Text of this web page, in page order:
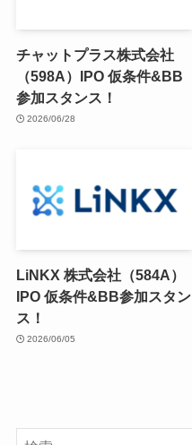
チャットプラス株式会社
（598A）IPO 仮条件&BB
参加スタンス！
2026/06/28
LiNKX 株式会社（584A）
IPO 仮条件&BB参加スタン
ス！
2026/06/05